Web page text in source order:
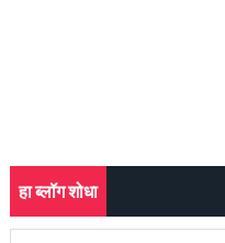
हा ब्लॉग शोधा